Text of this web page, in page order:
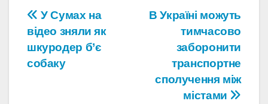
Навігація
записів
В Україні можуть
тимчасово
заборонити
транспортне
сполучення між
містами
У Сумах на
відео зняли як
шкуродер б’є
собаку